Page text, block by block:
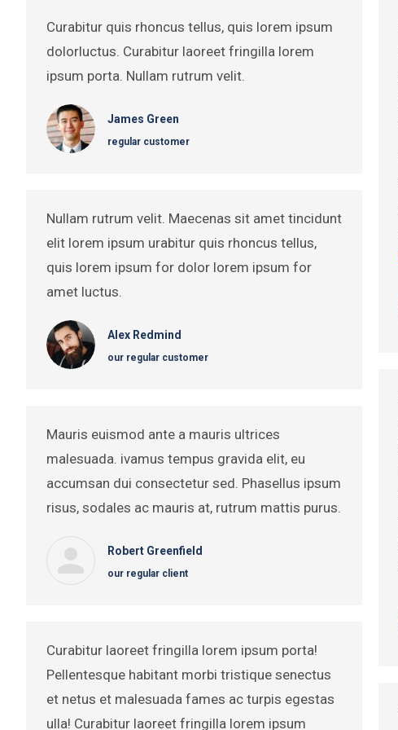
Curabitur quis rhoncus tellus, quis lorem ipsum
dolorluctus. Curabitur laoreet fringilla lorem
ipsum porta. Nullam rutrum velit.
James Green
regular customer
Nullam rutrum velit. Maecenas sit amet tincidunt
elit lorem ipsum urabitur quis rhoncus tellus,
quis lorem ipsum for dolor lorem ipsum for
amet luctus.
Alex Redmind
our regular customer
Mauris euismod ante a mauris ultrices
malesuada. ivamus tempus gravida elit, eu
accumsan dui consectetur sed. Phasellus ipsum
risus, sodales ac mauris at, rutrum mattis purus.
Robert Greenfield
our regular client
Curabitur laoreet fringilla lorem ipsum porta!
Pellentesque habitant morbi tristique senectus
et netus et malesuada fames ac turpis egestas
ulla! Curabitur laoreet fringilla lorem ipsum